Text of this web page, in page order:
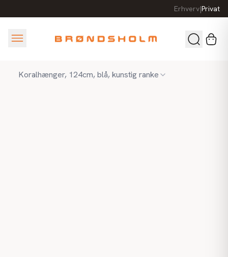
Erhverv|Privat
Koralhænger, 124cm, blå, kunstig ranke